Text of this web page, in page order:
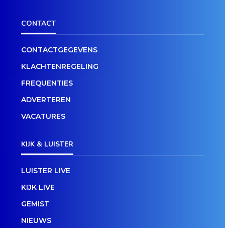
CONTACT
CONTACTGEGEVENS
KLACHTENREGELING
FREQUENTIES
ADVERTEREN
VACATURES
KIJK & LUISTER
LUISTER LIVE
KIJK LIVE
GEMIST
NIEUWS